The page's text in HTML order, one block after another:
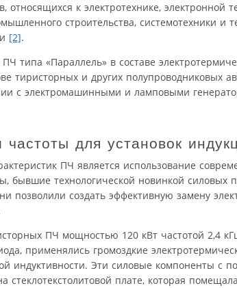
к электротехнике, электронной
строительства, системотехники и
[2].
типа «Параллель» в составе
тиристорных и других полупроводниковых
с электромашинными и ламповыми
для установок
ПЧ является использование
технологической новинкой силовых
позволили создать эффективную замену
ПЧ мощностью 120 кВт частотой 2,4
применялись громоздкие
индуктивности. Эти силовые компоненты
стеклотекстолитовой плате, которая